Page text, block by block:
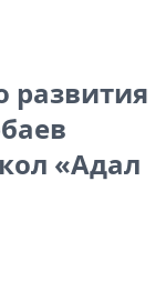
развития
«Адал